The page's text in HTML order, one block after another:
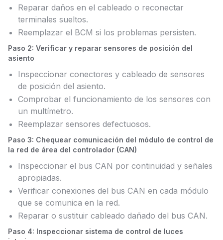
Reparar daños en el cableado o reconectar
terminales sueltos.
Reemplazar el BCM si los problemas persisten.
Paso 2: Verificar y reparar sensores de posición del
asiento
Inspeccionar conectores y cableado de sensores
de posición del asiento.
Comprobar el funcionamiento de los sensores con
un multímetro.
Reemplazar sensores defectuosos.
Paso 3: Chequear comunicación del módulo de control de
la red de área del controlador (CAN)
Inspeccionar el bus CAN por continuidad y señales
apropiadas.
Verificar conexiones del bus CAN en cada módulo
que se comunica en la red.
Reparar o sustituir cableado dañado del bus CAN.
Paso 4: Inspeccionar sistema de control de luces